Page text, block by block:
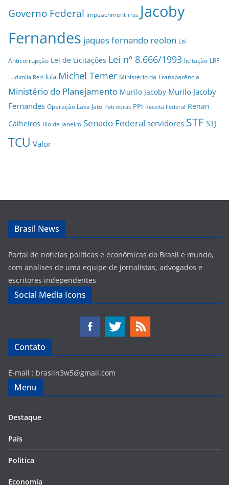
Governo Federal impeachment inss Jacoby
Fernandes jaques fernando reolon Lei
Anticorrupção Lei de Licitações Lei nº 8.666/1993 licitação LRF
Ludimila Reis lula Michel Temer Ministério da Transparência
Ministério do Planejamento Murilo Jacoby Murilo Jacoby
Fernandes Operação Lava Jato Petrobras PPI Receita Federal Renan
Calheiros Rio de Janeiro Senado Federal servidores STF STJ
TCU Valor
Brasil News
Portal de noticias politicas e econômicas do Brasil e mundo,
com analises de uma equipe de jornalistas, advogados e
escritores independentes
Social Media Icons
Contato
E-mail : brasiln3w5@gmail.com
Menu
Destaque
País
Politica
Economia